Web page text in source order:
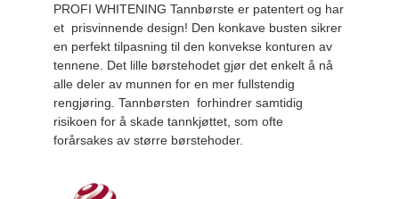
PROFI WHITENING Tannbørste er patentert og har
et prisvinnende design! Den konkave busten sikrer
en perfekt tilpasning til den konvekse konturen av
tennene. Det lille børstehodet gjør det enkelt å nå
alle deler av munnen for en mer fullstendig
rengjøring. Tannbørsten forhindrer samtidig
risikoen for å skade tannkjøttet, som ofte
forårsakes av større børstehoder.